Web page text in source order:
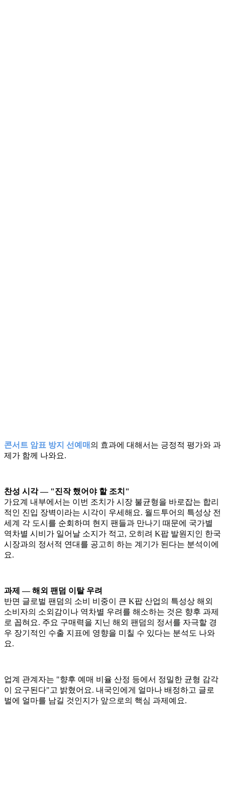
콘서트 암표 방지 선예매 의 효과에 대해서는 긍정적 평가와 과
제가 함께 나와요.
찬성 시각 — "진작 했어야 할 조치"
가요계 내부에서는 이번 조치가 시장 불균형을 바로잡는 합리
적인 진입 장벽이라는 시각이 우세해요. 월드투어의 특성상 전
세계 각 도시를 순회하며 현지 팬들과 만나기 때문에 국가별
역차별 시비가 일어날 소지가 적고, 오히려 K팝 발원지인 한국
시장과의 정서적 연대를 공고히 하는 계기가 된다는 분석이에
요.
과제 — 해외 팬덤 이탈 우려
반면 글로벌 팬덤의 소비 비중이 큰 K팝 산업의 특성상 해외
소비자의 소외감이나 역차별 우려를 해소하는 것은 향후 과제
로 꼽혀요. 주요 구매력을 지닌 해외 팬덤의 정서를 자극할 경
우 장기적인 수출 지표에 영향을 미칠 수 있다는 분석도 나와
요.
업계 관계자는 "향후 예매 비율 산정 등에서 정밀한 균형 감각
이 요구된다"고 밝혔어요. 내국인에게 얼마나 배정하고 글로
벌에 얼마를 남길 것인지가 앞으로의 핵심 과제예요.